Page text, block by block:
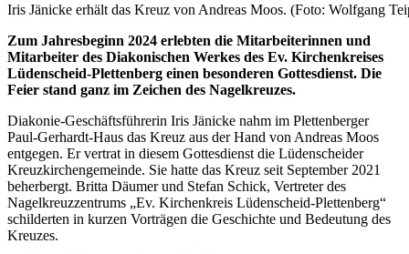
Iris Jänicke erhält das Kreuz von Andreas Moos. (Foto: Wolfgang
Zum Jahresbeginn 2024 erlebten die Mitarbeiterinnen und
Mitarbeiter des Diakonischen Werkes des Ev. Kirchenkreises
Lüdenscheid-Plettenberg einen besonderen Gottesdienst. Die
Feier stand ganz im Zeichen des Nagelkreuzes.
Diakonie-Geschäftsführerin Iris Jänicke nahm im Plettenberger
Paul-Gerhardt-Haus das Kreuz aus der Hand von Andreas Moos
entgegen. Er vertrat in diesem Gottesdienst die Lüdenscheider
Kreuzkirchengemeinde. Sie hatte das Kreuz seit September 2021
beherbergt. Britta Däumer und Stefan Schick, Vertreter des
Nagelkreuzzentrums „Ev. Kirchenkreis Lüdenscheid-Plettenberg“
schilderten in kurzen Vorträgen die Geschichte und Bedeutung des
Kreuzes.